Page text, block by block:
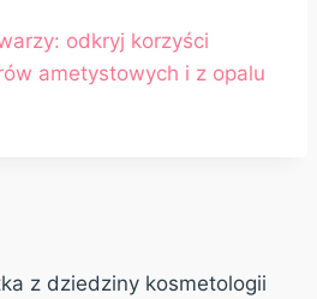
odkryj korzyści
ametystowych i z opalu
z dziedziny kosmetologii